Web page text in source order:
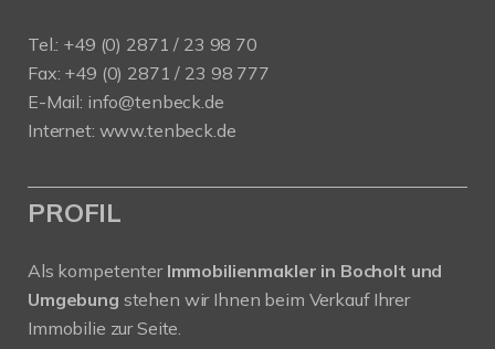
Tel.: +49 (0) 2871 / 23 98 70
Fax: +49 (0) 2871 / 23 98 777
E-Mail: info@tenbeck.de
Internet: www.tenbeck.de
PROFIL
Als kompetenter Immobilienmakler in Bocholt und
Umgebung stehen wir Ihnen beim Verkauf Ihrer
Immobilie zur Seite.